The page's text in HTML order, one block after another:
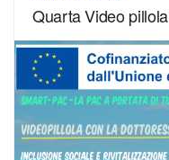
Quarta Video pillola